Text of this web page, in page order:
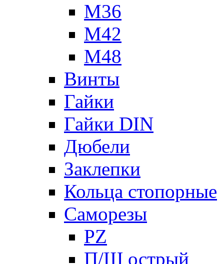
М36
М42
М48
Винты
Гайки
Гайки DIN
Дюбели
Заклепки
Кольца стопорные
Саморезы
PZ
П/Ш острый